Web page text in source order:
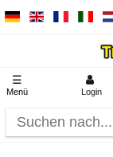
☰
Menü Login